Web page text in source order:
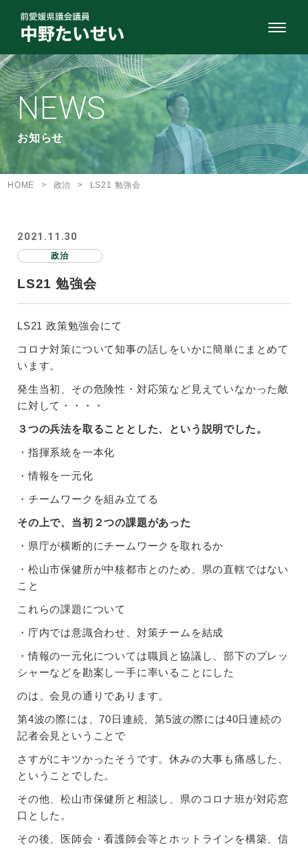
NEWS
お知らせ
HOME > 政治 > LS21 勉強会
2021.11.30
政治
LS21 勉強会
LS21 政策勉強会にて
コロナ対策について知事の話しをいかに簡単にまとめて
います。
発生当初、その危険性・対応策など見えていなかった敵
に対して・・・・
３つの兵法を取ることとした、という説明でした。
・指揮系統を一本化
・情報を一元化
・チームワークを組み立てる
その上で、当初２つの課題があった
・県庁が横断的にチームワークを取れるか
・松山市保健所が中核都市とのため、県の直轄ではない
こと
これらの課題について
・庁内では意識合わせ、対策チームを結成
・情報の一元化については職員と協議し、部下のプレッ
シャーなどを勘案し一手に率いることにした
のは、会見の通りであります。
第4波の際には、70日連続、第5波の際には40日連続の
記者会見ということで
さすがにキツかったそうです。休みの大事も痛感した、
ということでした。
その他、松山市保健所と相談し、県のコロナ班が対応窓
口とした。
その後、医師会・看護師会等とホットラインを構築、信